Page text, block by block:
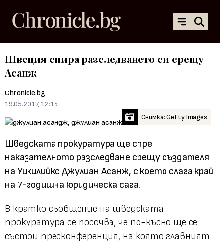
Швеция спира разследването си срещу
Асанж
Chronicle.bg
19.05.2017, 12:15
Снимка: Getty Images
Шведската прокуратура ще спре
наказателното разследване срещу създателя
на Уикилийкс Джулиан Асанж, с което слага край
на 7-годишна юридическа сага.
В кратко съобщение на шведската
прокуратура се посочва, че по-късно ще се
състои пресконференция, на която главният